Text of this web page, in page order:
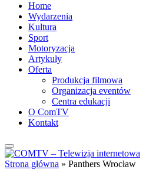
Home
Wydarzenia
Kultura
Sport
Motoryzacja
Artykuły
Oferta
Produkcja filmowa
Organizacja eventów
Centra edukacji
O ComTV
Kontakt
Strona główna » Panthers Wrocław